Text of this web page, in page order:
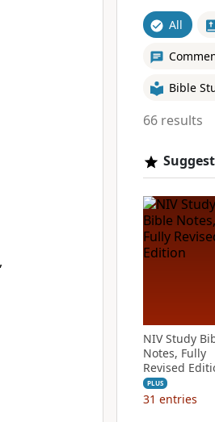
All
Bible
66 results
NIV Study
Notes, Fully
Revised
PLUS
31 entries